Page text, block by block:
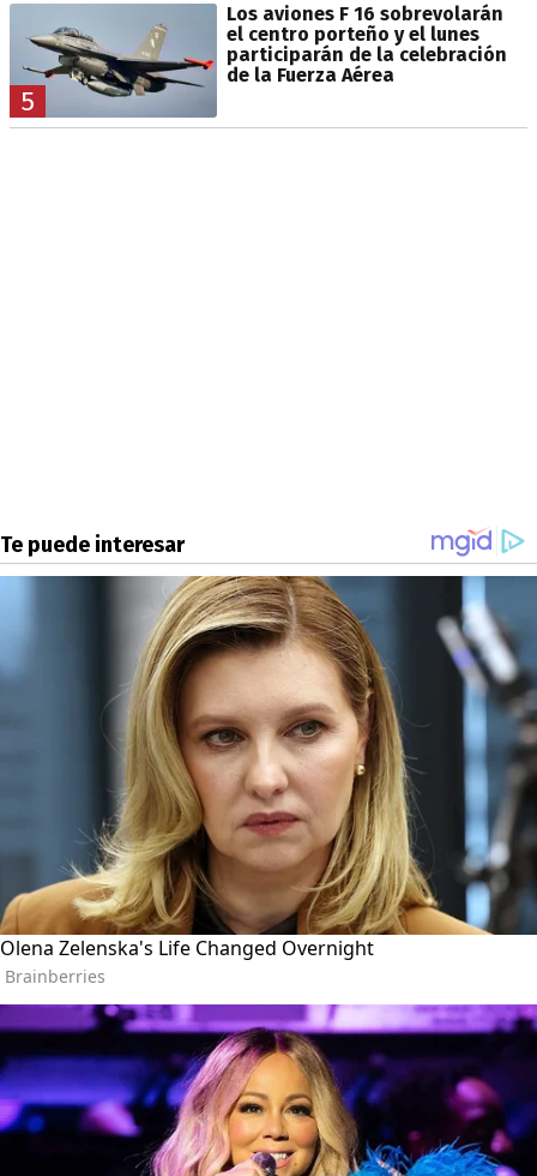
5
Los aviones F 16 sobrevolarán
el centro porteño y el lunes
participarán de la celebración
de la Fuerza Aérea